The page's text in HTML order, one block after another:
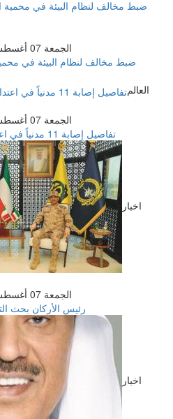
الجمعة 07 أغسطس 2026 03:12 صباحاً
ضبط مخالف لنظام البيئة في
العالم
الجمعة 07 أغسطس 2026 03:12 صباحاً
تفاصيل إصابة 11 مدنياً في اعتداءات حوثية على نجران
اخبار
الجمعة 07 أغسطس 2026 03:56 صباحاً
رئيس الأركان بحث
اخبار